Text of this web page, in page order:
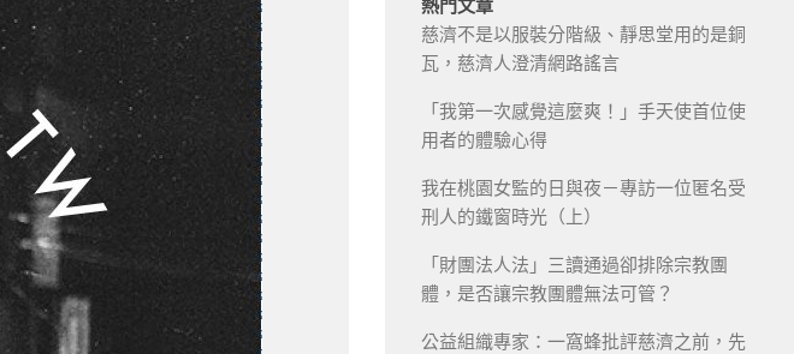
熱門文章
慈濟不是以服裝分階級、靜思堂用的是銅
瓦，慈濟人澄清網路謠言
「我第一次感覺這麼爽！」手天使首位使
用者的體驗心得
我在桃園女監的日與夜－專訪一位匿名受
刑人的鐵窗時光（上）
「財團法人法」三讀通過卻排除宗教團
體，是否讓宗教團體無法可管？
公益組織專家：一窩蜂批評慈濟之前，先